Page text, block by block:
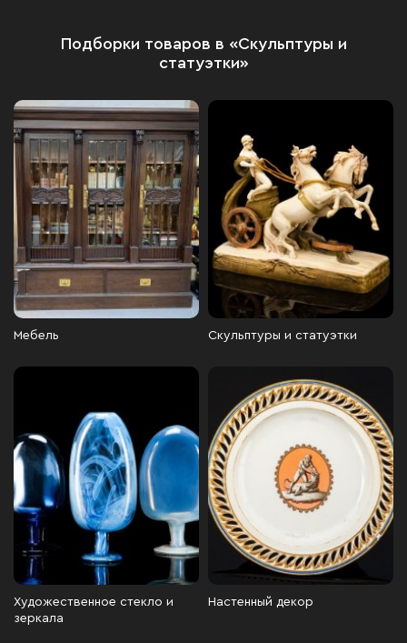
Подборки товаров в «Скульптуры и
статуэтки»
Мебель Скульптуры и статуэтки
Художественное стекло и
зеркала
Настенный декор